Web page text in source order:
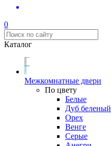
0
Каталог
Межкомнатные двери
По цвету
Белые
Дуб беленый
Орех
Венге
Серые